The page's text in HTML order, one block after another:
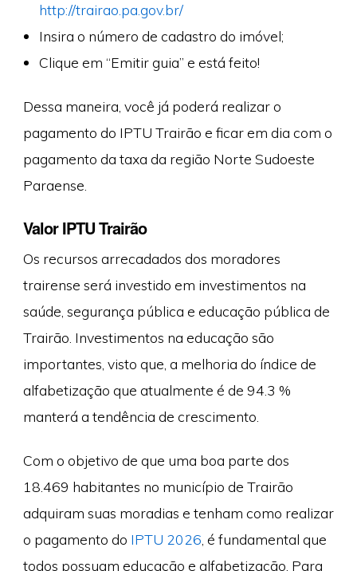
http://trairao.pa.gov.br/
Insira o número de cadastro do imóvel;
Clique em “Emitir guia” e está feito!
Dessa maneira, você já poderá realizar o
pagamento do IPTU Trairão e ficar em dia com o
pagamento da taxa da região Norte Sudoeste
Paraense.
Valor IPTU Trairão
Os recursos arrecadados dos moradores
trairense será investido em investimentos na
saúde, segurança pública e educação pública de
Trairão. Investimentos na educação são
importantes, visto que, a melhoria do índice de
alfabetização que atualmente é de 94.3 %
manterá a tendência de crescimento.
Com o objetivo de que uma boa parte dos
18.469 habitantes no município de Trairão
adquiram suas moradias e tenham como realizar
o pagamento do IPTU 2026 , é fundamental que
todos possuam educação e alfabetização. Para